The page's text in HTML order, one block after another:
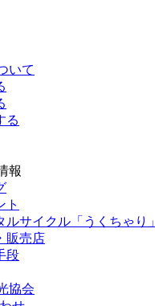
いて
る
報
ト
ルサイクル「うくちゃり」
販売店
段
協会